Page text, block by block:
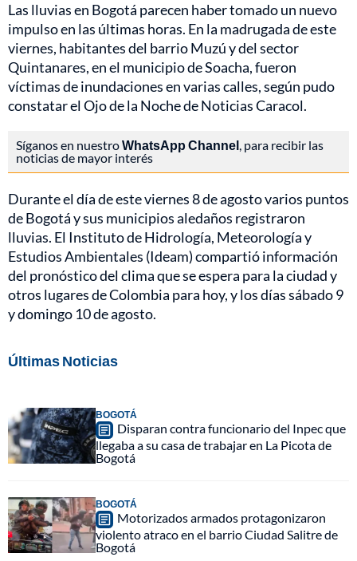
Las lluvias en Bogotá parecen haber tomado un nuevo
impulso en las últimas horas. En la madrugada de este
viernes, habitantes del barrio Muzú y del sector
Quintanares, en el municipio de Soacha, fueron
víctimas de inundaciones en varias calles, según pudo
constatar el Ojo de la Noche de Noticias Caracol.
Síganos en nuestroWhatsApp Channel, para recibir las
noticias de mayor interés
Durante el día de este viernes 8 de agosto varios puntos
de Bogotá y sus municipios aledaños registraron
lluvias. El Instituto de Hidrología, Meteorología y
Estudios Ambientales (Ideam) compartió información
del pronóstico del clima que se espera para la ciudad y
otros lugares de Colombia para hoy, y los días sábado 9
y domingo 10 de agosto.
Últimas Noticias
BOGOTÁ
Disparan contra funcionario del Inpec que
llegaba a su casa de trabajar en La Picota de
Bogotá
BOGOTÁ
Motorizados armados protagonizaron
violento atraco en el barrio Ciudad Salitre de
Bogotá